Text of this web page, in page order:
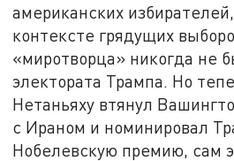
американских
контексте грядущих
«миротворца» никогда не
электората Трампа. Но
Нетаньяху втянул
с Ираном и номинировал
Нобелевскую премию, сам